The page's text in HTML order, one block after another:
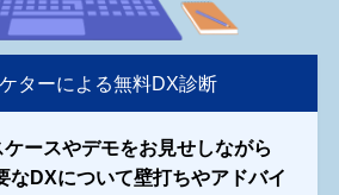
ターによる無料DX診断
ースやデモをお見せしながら
なDXについて壁打ちやアドバイ